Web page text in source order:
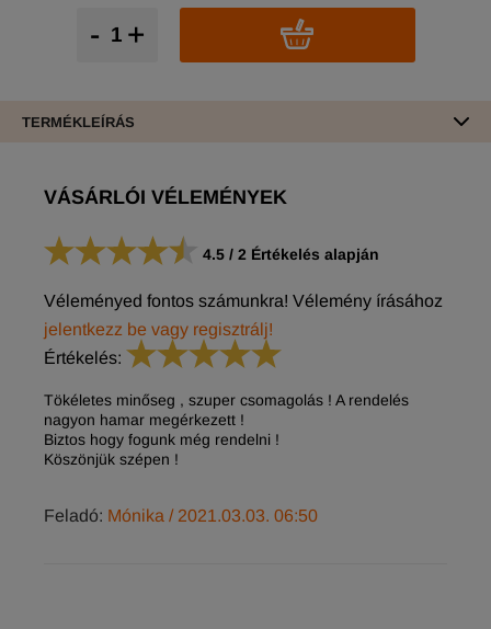
+
-
TERMÉKLEÍRÁS
VÁSÁRLÓI VÉLEMÉNYEK
4.5 /2 Értékelés alapján
Véleményed fontos számunkra! Vélemény írásához
jelentkezz be vagy regisztrálj!
Értékelés:
Tökéletes minőseg , szuper csomagolás ! A rendelés
nagyon hamar megérkezett !
Biztos hogy fogunk még rendelni !
Köszönjük szépen !
Feladó: Mónika / 2021.03.03. 06:50